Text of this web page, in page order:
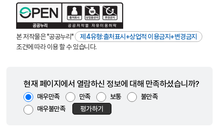
본 저작물은 "공공누리"
제4유형:출처표시+상업적 이용금지+변경금지
조건에 따라 이용 할 수 있습니다.
현재 페이지에서 열람하신 정보에 대해 만족하셨습니까?
매우만족 만족 보통
불만족
매우불만족
평가하기